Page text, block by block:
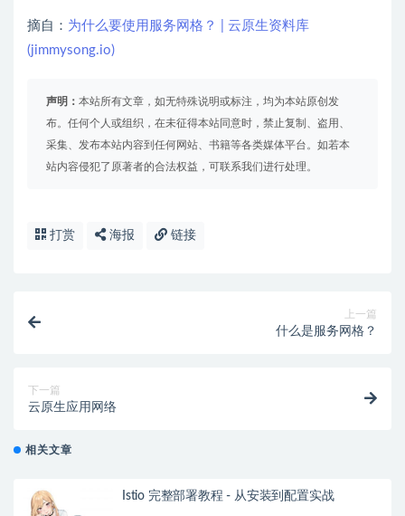
摘自： 为什么要使用服务网格？ | 云原生资料库
(jimmysong.io)
声明： 本站所有文章，如无特殊说明或标注，均为本站原创发
布。任何个人或组织，在未征得本站同意时，禁止复制、盗用、
采集、发布本站内容到任何网站、书籍等各类媒体平台。如若本
站内容侵犯了原著者的合法权益，可联系我们进行处理。
打赏 海报 链接
上一篇
什么是服务网格？
下一篇
云原生应用网络
相关文章
Istio 完整部署教程 - 从安装到配置实战